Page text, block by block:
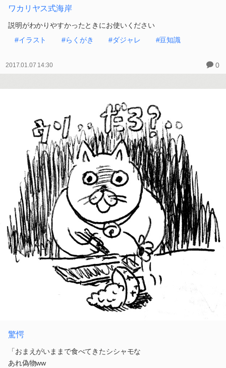
ワカリヤス式海岸
説明がわかりやすかったときにお使いください
#イラスト
#らくがき #ダジャレ #豆知識
2017.01.07 14:30 0
驚愕
「おまえがいままで食べてきたシシャモな
あれ偽物ww